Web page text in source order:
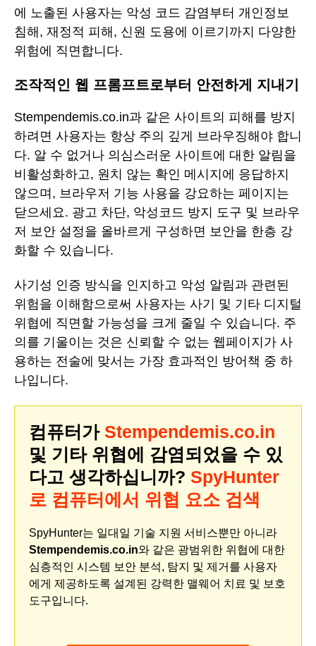
에 노출된 사용자는 악성 코드 감염부터 개인정보
침해, 재정적 피해, 신원 도용에 이르기까지 다양한
위험에 직면합니다.
조작적인 웹 프롬프트로부터 안전하게 지내기
Stempendemis.co.in과 같은 사이트의 피해를 방지
하려면 사용자는 항상 주의 깊게 브라우징해야 합니
다. 알 수 없거나 의심스러운 사이트에 대한 알림을
비활성화하고, 원치 않는 확인 메시지에 응답하지
않으며, 브라우저 기능 사용을 강요하는 페이지는
닫으세요. 광고 차단, 악성코드 방지 도구 및 브라우
저 보안 설정을 올바르게 구성하면 보안을 한층 강
화할 수 있습니다.
사기성 인증 방식을 인지하고 악성 알림과 관련된
위험을 이해함으로써 사용자는 사기 및 기타 디지털
위협에 직면할 가능성을 크게 줄일 수 있습니다. 주
의를 기울이는 것은 신뢰할 수 없는 웹페이지가 사
용하는 전술에 맞서는 가장 효과적인 방어책 중 하
나입니다.
컴퓨터가 Stempendemis.co.in
및 기타 위협에 감염되었을 수 있
다고 생각하십니까? SpyHunter
로 컴퓨터에서 위협 요소 검색
SpyHunter는 일대일 기술 지원 서비스뿐만 아니라
Stempendemis.co.in와 같은 광범위한 위협에 대한
심층적인 시스템 보안 분석, 탐지 및 제거를 사용자
에게 제공하도록 설계된 강력한 맬웨어 치료 및 보호
도구입니다.